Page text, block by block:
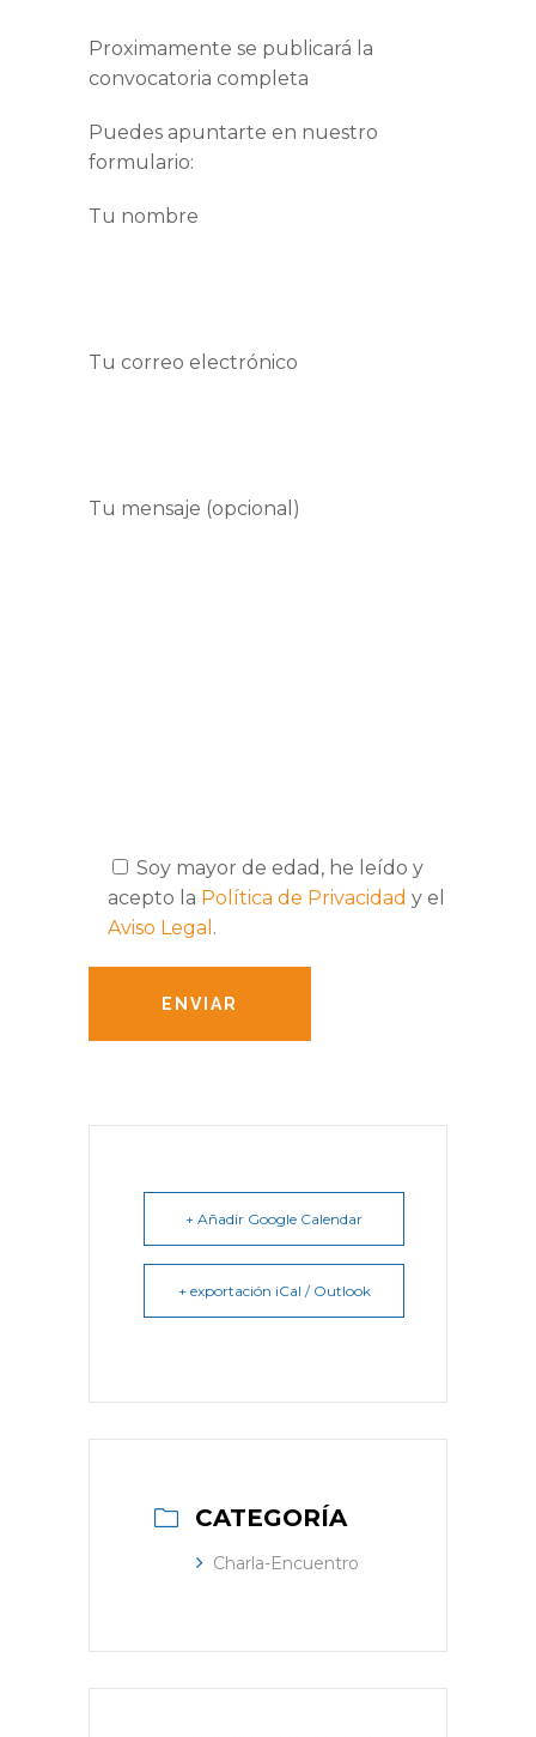
Proximamente se publicará la
convocatoria completa
Puedes apuntarte en nuestro
formulario:
Tu nombre
Tu correo electrónico
Tu mensaje (opcional)
Soy mayor de edad, he leído y
acepto la Política de Privacidad y el
Aviso Legal .
+ Añadir Google Calendar
+ exportación iCal / Outlook
CATEGORÍA
Charla-Encuentro